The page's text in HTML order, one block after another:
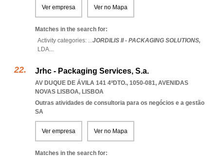
Ver empresa Ver no Mapa
Matches in the search for:
Activity categories: ...JORDILIS II - PACKAGING SOLUTIONS,
LDA...
Jrhc - Packaging Services, S.a.
AV DUQUE DE ÁVILA 141 4ºDTO., 1050-081, AVENIDAS
NOVAS LISBOA, LISBOA
Outras atividades de consultoria para os negócios e a gestão
SA
Ver empresa Ver no Mapa
Matches in the search for: